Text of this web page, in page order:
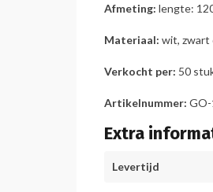
Afmeting: lengte:
Materiaal: wit, zwart
Verkocht per: 50
Artikelnummer:
Extra
Levertijd